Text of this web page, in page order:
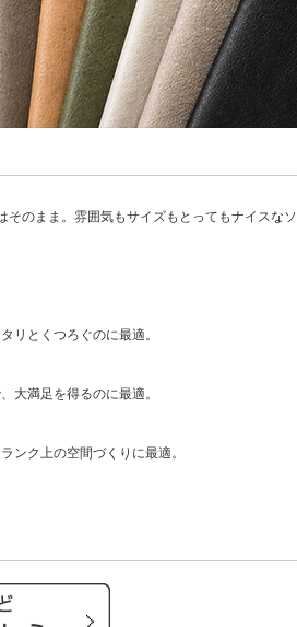
のまま。雰囲気もサイズもとってもナイスなソ
リとくつろぐのに最適。
大満足を得るのに最適。
ンク上の空間づくりに最適。